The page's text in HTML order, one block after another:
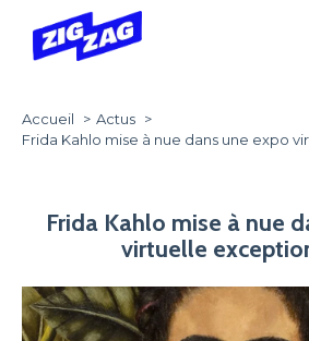
Accueil
Actus
Frida Kahlo mise à nue dans une expo
Frida Kahlo mise à nue
virtuelle